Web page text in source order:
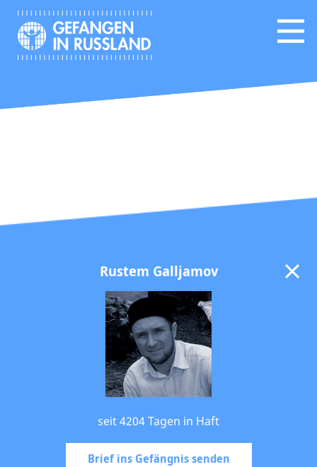
Rustem Galljamov
seit 4204 Tagen in Haft
Brief ins Gefängnis senden